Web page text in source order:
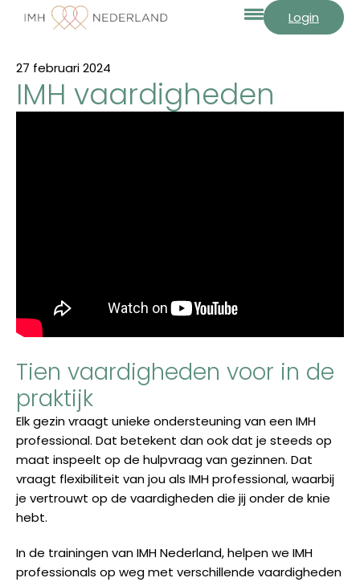
Login
27 februari 2024
IMH vaardigheden
Tien vaardigheden voor in de
praktijk
Elk gezin vraagt unieke ondersteuning van een IMH
professional. Dat betekent dan ook dat je steeds op
maat inspeelt op de hulpvraag van gezinnen. Dat
vraagt flexibiliteit van jou als IMH professional, waarbij
je vertrouwt op de vaardigheden die jij onder de knie
hebt.
In de trainingen van IMH Nederland, helpen we IMH
professionals op weg met verschillende vaardigheden